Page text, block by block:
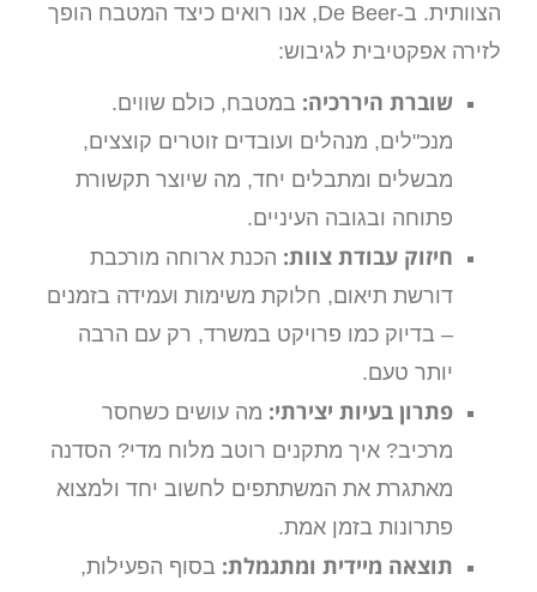
הצוותית. ב-De Beer, אנו רואים כיצד המטבח הופך
לזירה אפקטיבית לגיבוש:
שוברת היררכיה: במטבח, כולם שווים.
מנכ"לים, מנהלים ועובדים זוטרים קוצצים,
מבשלים ומתבלים יחד, מה שיוצר תקשורת
פתוחה ובגובה העיניים.
חיזוק עבודת צוות: הכנת ארוחה מורכבת
דורשת תיאום, חלוקת משימות ועמידה בזמנים
– בדיוק כמו פרויקט במשרד, רק עם הרבה
יותר טעם.
פתרון בעיות יצירתי: מה עושים כשחסר
מרכיב? איך מתקנים רוטב מלוח מדי? הסדנה
מאתגרת את המשתתפים לחשוב יחד ולמצוא
פתרונות בזמן אמת.
תוצאה מיידית ומתגמלת: בסוף הפעילות,